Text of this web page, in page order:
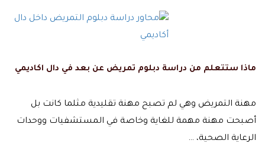
ماذا ستتعلم من دراسة دبلوم تمريض عن بعد في دال اكاديمي
مهنة التمريض وهي لم تصبح مهنة تقليدية مثلما كانت بل
أصبحت مهنة مهمة للغاية وخاصة في المستشفيات ووحدات
الرعاية الصحية، …